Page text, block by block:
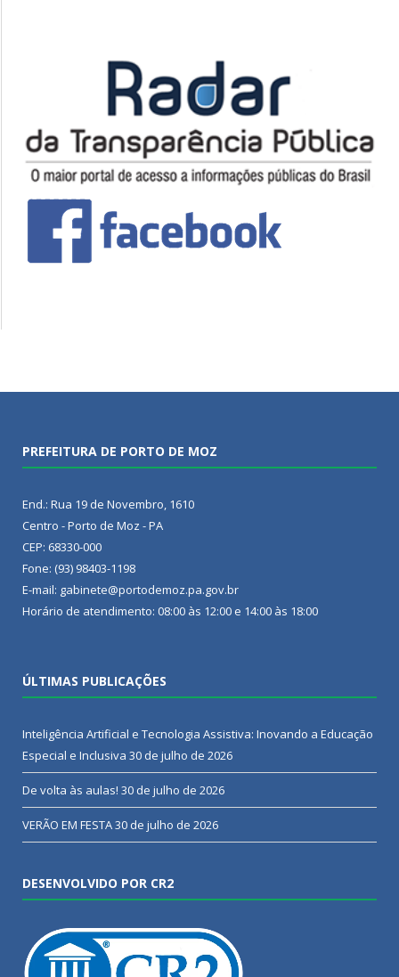
PREFEITURA DE PORTO DE MOZ
End.: Rua 19 de Novembro, 1610
Centro - Porto de Moz - PA
CEP: 68330-000
Fone: (93) 98403-1198
E-mail: gabinete@portodemoz.pa.gov.br
Horário de atendimento: 08:00 às 12:00 e 14:00 às 18:00
ÚLTIMAS PUBLICAÇÕES
Inteligência Artificial e Tecnologia Assistiva: Inovando a Educação
Especial e Inclusiva 30 de julho de 2026
De volta às aulas! 30 de julho de 2026
VERÃO EM FESTA30 de julho de 2026
DESENVOLVIDO POR CR2